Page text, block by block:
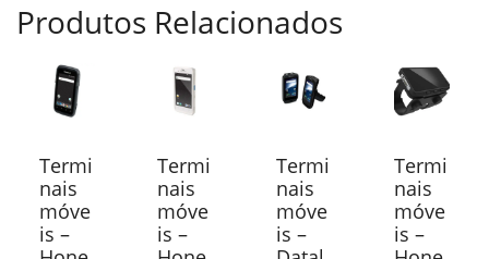
Produtos Relacionados
Termi
nais
móve
is –
Termi
nais
móve
is –
Termi
nais
móve
is –
Termi
nais
móve
is –